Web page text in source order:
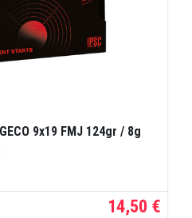
9x19 FMJ 124gr / 8g
14,50 €